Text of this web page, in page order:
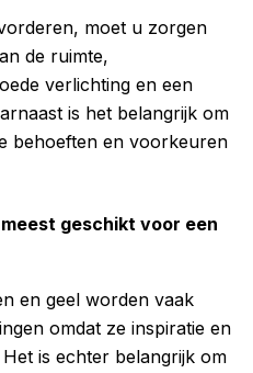
moet u zorgen
de ruimte,
verlichting en een
is het belangrijk om
behoeften en voorkeuren
geschikt voor een
en geel worden vaak
omdat ze inspiratie en
is echter belangrijk om